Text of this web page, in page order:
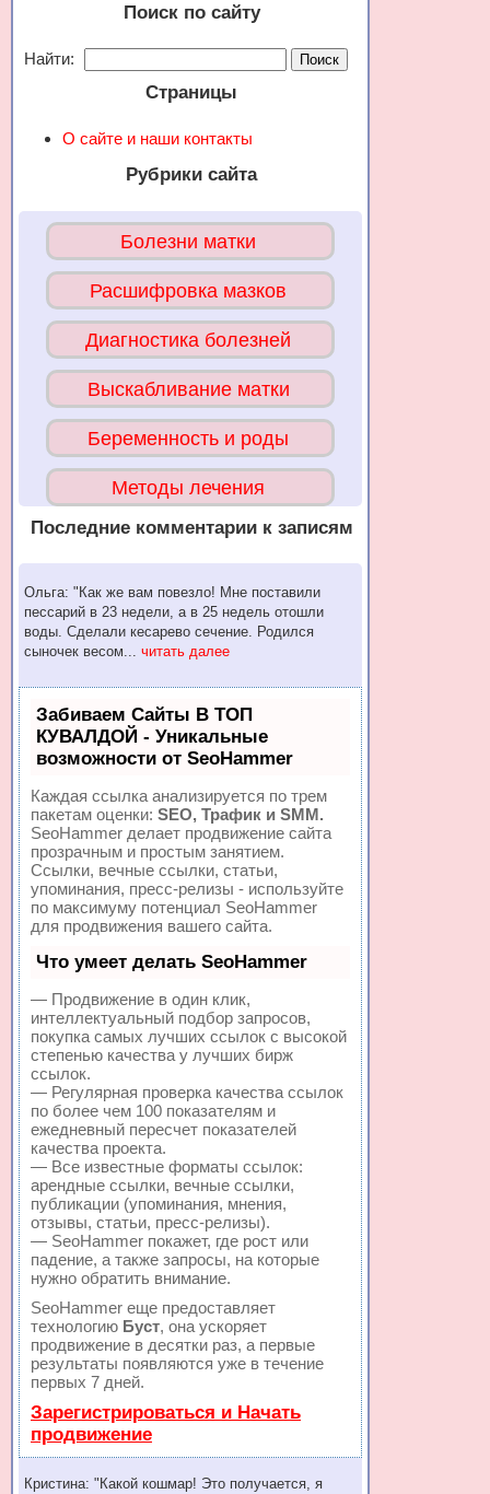
Поиск по сайту
Найти:
Страницы
О сайте и наши контакты
Рубрики сайта
Болезни матки
Расшифровка мазков
Диагностика болезней
Выскабливание матки
Беременность и роды
Методы лечения
Последние комментарии к записям
Ольга: "Как же вам повезло! Мне поставили
пессарий в 23 недели, а в 25 недель отошли
воды. Сделали кесарево сечение. Родился
сыночек весом... читать далее
Забиваем Сайты В ТОП
КУВАЛДОЙ - Уникальные
возможности от SeoHammer
Каждая ссылка анализируется по трем
пакетам оценки: SEO, Трафик и SMM.
SeoHammer делает продвижение сайта
прозрачным и простым занятием.
Ссылки, вечные ссылки, статьи,
упоминания, пресс-релизы - используйте
по максимуму потенциал SeoHammer
для продвижения вашего сайта.
Что умеет делать SeoHammer
— Продвижение в один клик,
интеллектуальный подбор запросов,
покупка самых лучших ссылок с высокой
степенью качества у лучших бирж
ссылок.
— Регулярная проверка качества ссылок
по более чем 100 показателям и
ежедневный пересчет показателей
качества проекта.
— Все известные форматы ссылок:
арендные ссылки, вечные ссылки,
публикации (упоминания, мнения,
отзывы, статьи, пресс-релизы).
— SeoHammer покажет, где рост или
падение, а также запросы, на которые
нужно обратить внимание.
SeoHammer еще предоставляет
технологию Буст, она ускоряет
продвижение в десятки раз, а первые
результаты появляются уже в течение
первых 7 дней.
Зарегистрироваться и Начать
продвижение
Кристина: "Какой кошмар! Это получается, я